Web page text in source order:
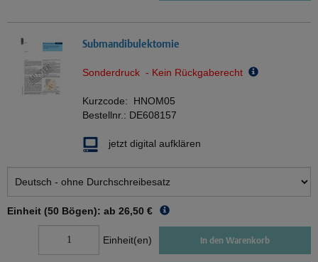
Submandibulektomie
Sonderdruck - Kein Rückgaberecht
Kurzcode: HNOM05
Bestellnr.: DE608157
jetzt digital aufklären
Einheit (50 Bögen): ab 26,50 €
Einheit(en) In den Warenkorb